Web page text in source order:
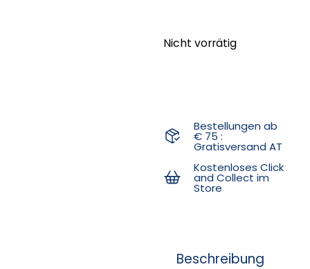
Nicht vorrätig
Bestellungen ab
€ 75 :
Gratisversand AT
Kostenloses Click
and Collect im
Store
Beschreibung